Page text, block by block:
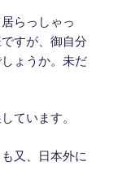
らっしゃっ
すが、御自分
ょうか。未だ
ています。
又、日本外に